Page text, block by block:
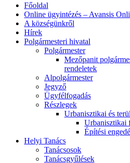
Főoldal
Online ügyintézés – Avansis
A községünkről
Hírek
Polgármesteri hivatal
Polgármester
Mezőpanit
rendeletek
Alpolgármester
Jegyző
Ügyfélfogadás
Részlegek
Urbanisztikai és
Urbanisztikai
Építési
Helyi Tanács
Tanácsosok
Tanácsgyűlések